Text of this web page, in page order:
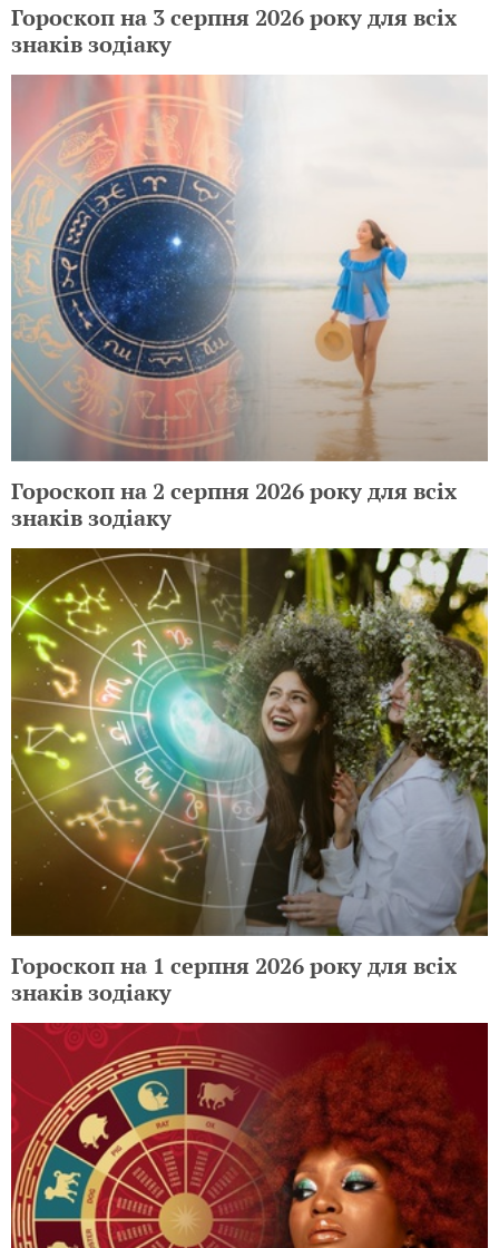
Гороскоп на 3 серпня 2026 року для всіх
знаків зодіаку
Гороскоп на 2 серпня 2026 року для всіх
знаків зодіаку
Гороскоп на 1 серпня 2026 року для всіх
знаків зодіаку